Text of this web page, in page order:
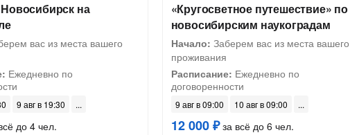
на
вас из места вашего
Ежедневно по
9 авг в 19:30
до 4 чел.
«Кругосветное путешествие» по
новосибирским наукоградам
Начало: Заберем вас из места вашего
проживания
Расписание: Ежедневно по
договоренности
9 авг в 09:00 10 авг в 09:00
12 000 ₽за всё до 6 чел.